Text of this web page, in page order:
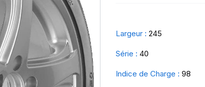
Largeur : 245
Série : 40
Indice de Charge : 98